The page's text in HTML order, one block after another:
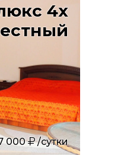
4х
000 /сутки